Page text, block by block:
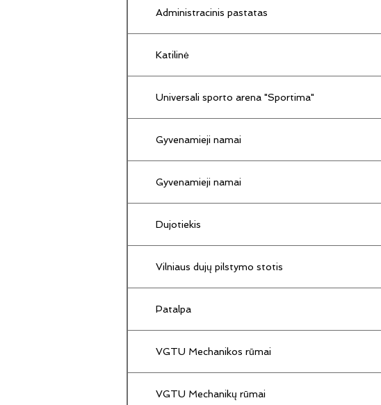
Administracinis pastatas
Katilinė
Universali sporto arena "Sportima"
Gyvenamieji namai
Gyvenamieji namai
Dujotiekis
Vilniaus dujų pilstymo stotis
Patalpa
VGTU Mechanikos rūmai
VGTU Mechanikų rūmai